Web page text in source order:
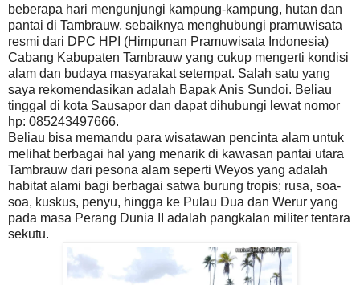
beberapa hari mengunjungi kampung-kampung, hutan dan
pantai di Tambrauw, sebaiknya menghubungi pramuwisata
resmi dari DPC HPI (Himpunan Pramuwisata Indonesia)
Cabang Kabupaten Tambrauw yang cukup mengerti kondisi
alam dan budaya masyarakat setempat. Salah satu yang
saya rekomendasikan adalah Bapak Anis Sundoi. Beliau
tinggal di kota Sausapor dan dapat dihubungi lewat nomor
hp: 085243497666.
Beliau bisa memandu para wisatawan pencinta alam untuk
melihat berbagai hal yang menarik di kawasan pantai utara
Tambrauw dari pesona alam seperti Weyos yang adalah
habitat alami bagi berbagai satwa burung tropis; rusa, soa-
soa, kuskus, penyu, hingga ke Pulau Dua dan Werur yang
pada masa Perang Dunia II adalah pangkalan militer tentara
sekutu.